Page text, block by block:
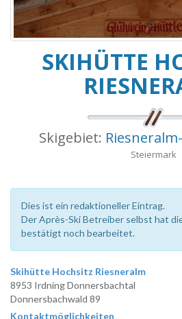
SKIHÜTTE
Skigebiet:
Steiermark
Dies ist ein redaktioneller Eintrag.
Der Après-Ski Betreiber selbst hat
bestätigt noch bearbeitet.
Skihütte Hochsitz Riesneralm
8953 Irdning Donnersbachtal
Donnersbachwald 89
Kontaktmöglichkeiten